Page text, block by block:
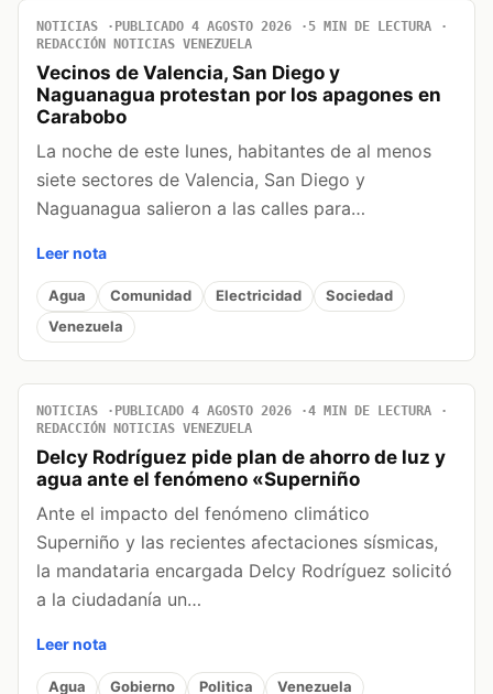
NOTICIAS PUBLICADO 4 AGOSTO 2026
5 MIN DE LECTURA
REDACCIÓN NOTICIAS VENEZUELA
Vecinos de Valencia, San Diego y
Naguanagua protestan por los apagones en
Carabobo
La noche de este lunes, habitantes de al menos
siete sectores de Valencia, San Diego y
Naguanagua salieron a las calles para…
Leer nota
Agua Comunidad Electricidad
Sociedad
Venezuela
NOTICIAS PUBLICADO 4 AGOSTO 2026
4 MIN DE LECTURA
REDACCIÓN NOTICIAS VENEZUELA
Delcy Rodríguez pide plan de ahorro de luz y
agua ante el fenómeno «Superniño
Ante el impacto del fenómeno climático
Superniño y las recientes afectaciones sísmicas,
la mandataria encargada Delcy Rodríguez solicitó
a la ciudadanía un…
Leer nota
Agua Gobierno Politica Venezuela